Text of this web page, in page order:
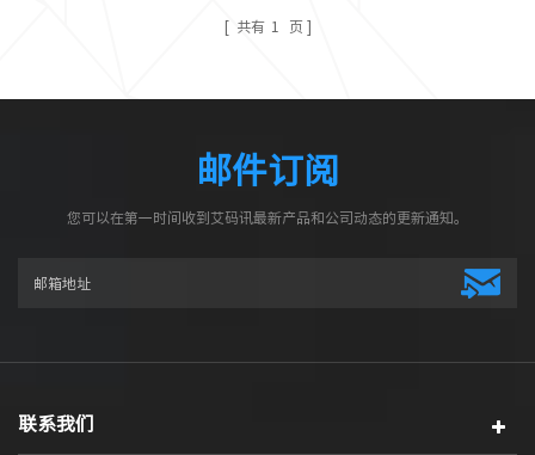
场景需求
共有 1 页
邮件订阅
您可以在第一时间收到艾码讯最新产品和公司动态的更新通知。
联系我们